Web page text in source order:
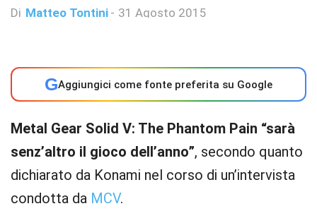
Di Matteo Tontini - 31 Agosto 2015
GAggiungici come fonte preferita su Google
Metal Gear Solid V: The Phantom Pain “sarà
senz’altro il gioco dell’anno”, secondo quanto
dichiarato da Konami nel corso di un’intervista
condotta da MCV.